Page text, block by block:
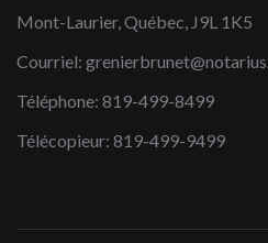
Mont-Laurier, Québec, J9L 1K5
Courriel:
Téléphone: 819-499-8499
Télécopieur: 819-499-9499